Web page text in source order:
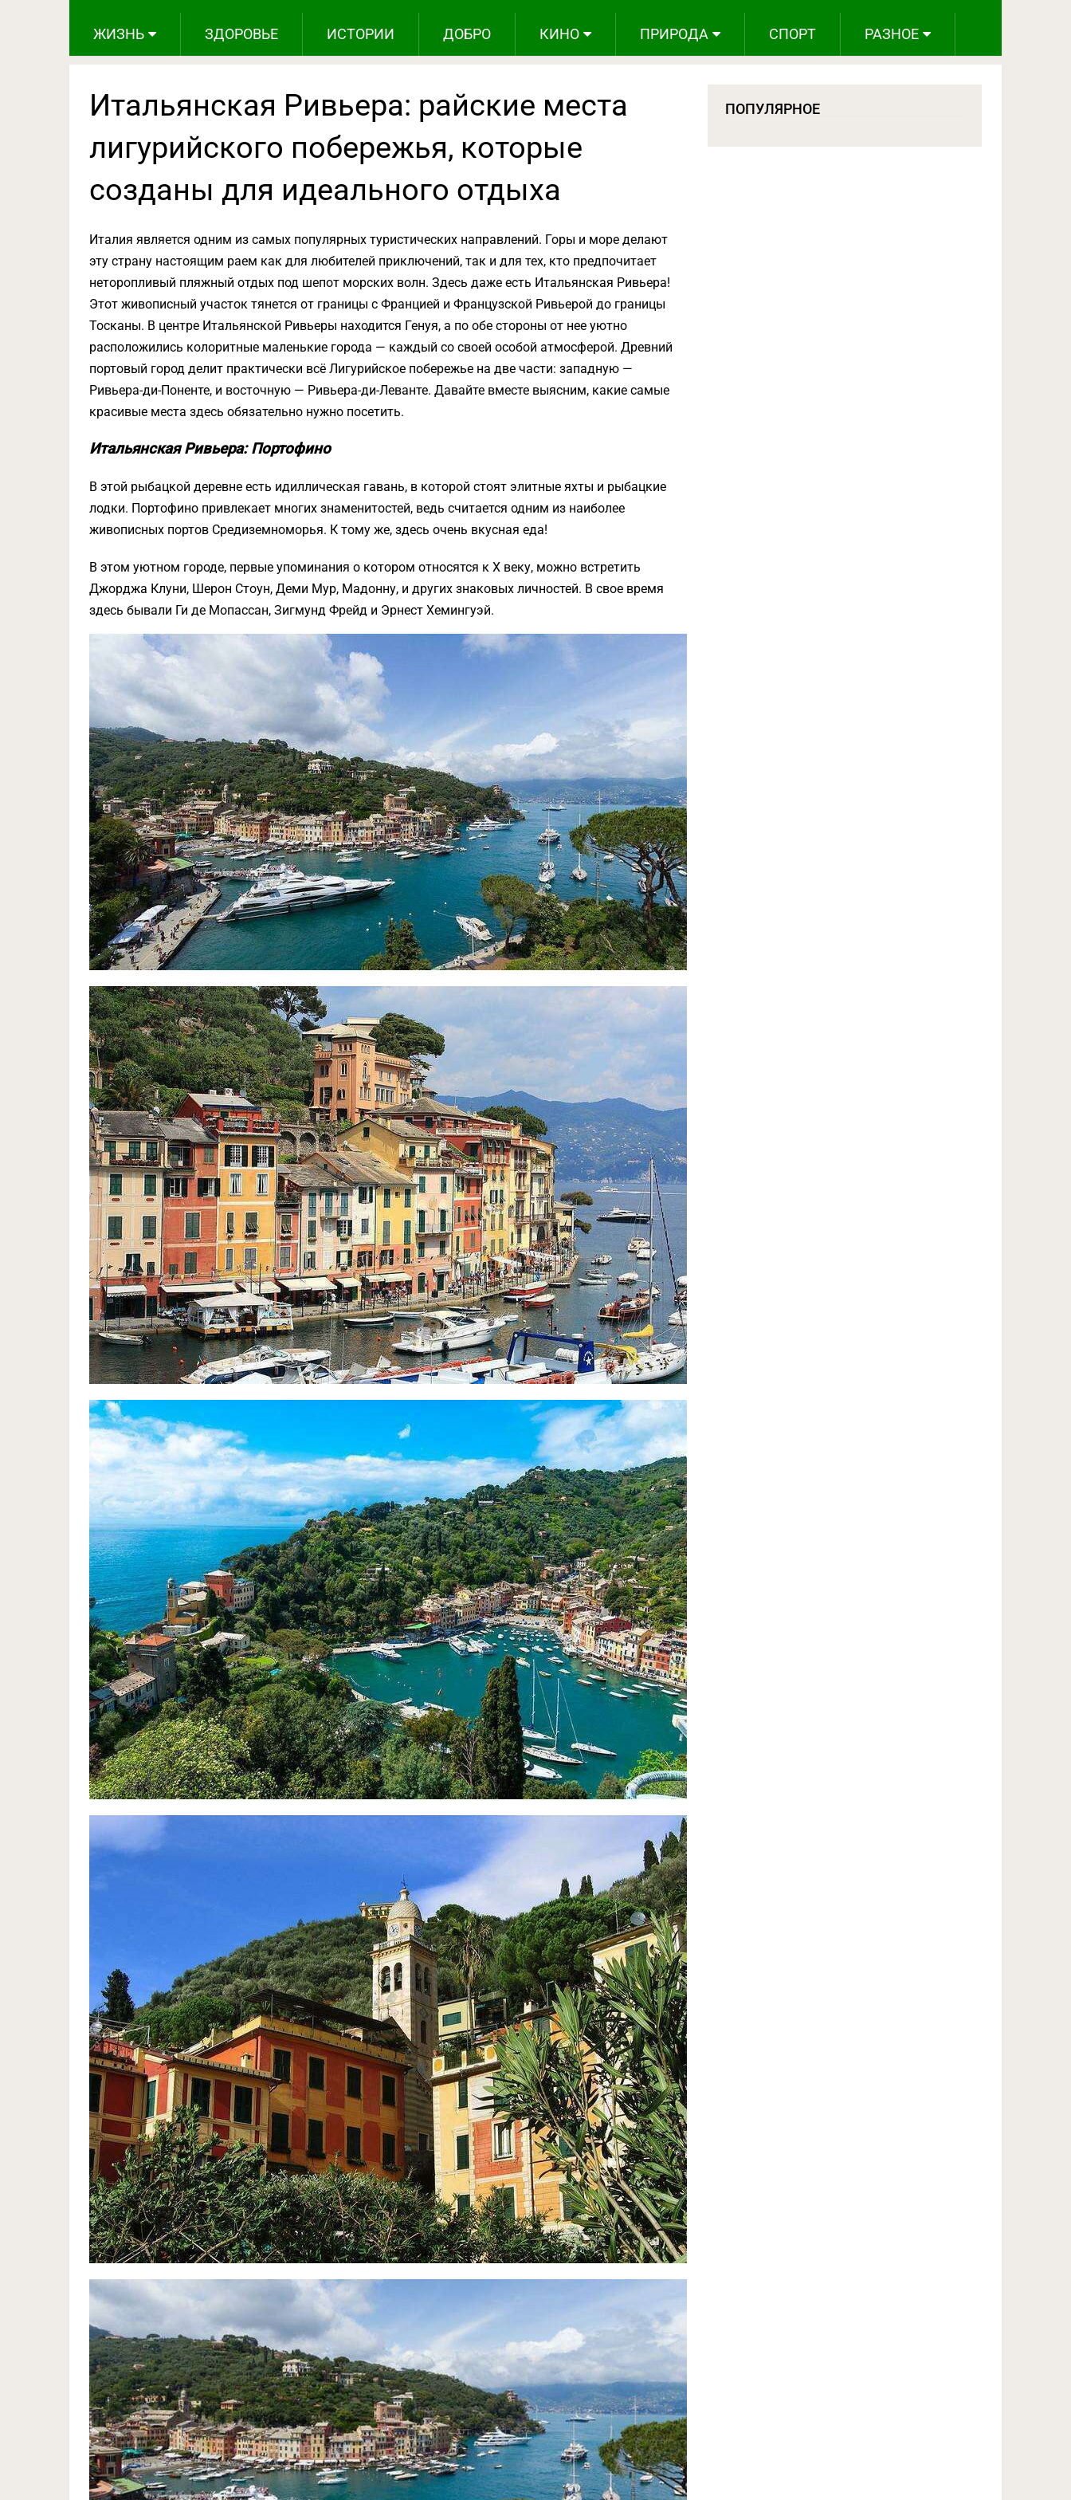
ЖИЗНЬ ЗДОРОВЬЕ ИСТОРИИ ДОБРО КИНО ПРИРОДА СПОРТ РАЗНОЕ
Итальянская Ривьера: райские места
лигурийского побережья, которые
созданы для идеального отдыха
Италия является одним из самых популярных туристических направлений. Горы и море делают
эту страну настоящим раем как для любителей приключений, так и для тех, кто предпочитает
неторопливый пляжный отдых под шепот морских волн. Здесь даже есть Итальянская Ривьера!
Этот живописный участок тянется от границы с Францией и Французской Ривьерой до границы
Тосканы. В центре Итальянской Ривьеры находится Генуя, а по обе стороны от нее уютно
расположились колоритные маленькие города — каждый со своей особой атмосферой. Древний
портовый город делит практически всё Лигурийское побережье на две части: западную —
Ривьера-ди-Поненте, и восточную — Ривьера-ди-Леванте. Давайте вместе выясним, какие самые
красивые места здесь обязательно нужно посетить.
Итальянская Ривьера: Портофино
В этой рыбацкой деревне есть идиллическая гавань, в которой стоят элитные яхты и рыбацкие
лодки. Портофино привлекает многих знаменитостей, ведь считается одним из наиболее
живописных портов Средиземноморья. К тому же, здесь очень вкусная еда!
В этом уютном городе, первые упоминания о котором относятся к Х веку, можно встретить
Джорджа Клуни, Шерон Стоун, Деми Мур, Мадонну, и других знаковых личностей. В свое время
здесь бывали Ги де Мопассан, Зигмунд Фрейд и Эрнест Хемингуэй.
ПОПУЛЯРНОЕ